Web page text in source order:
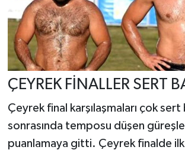
ÇEYREK FİNALLER SERT
Çeyrek final karşılaşmaları çok sert
sonrasında temposu düşen
puanlamaya gitti. Çeyrek finalde